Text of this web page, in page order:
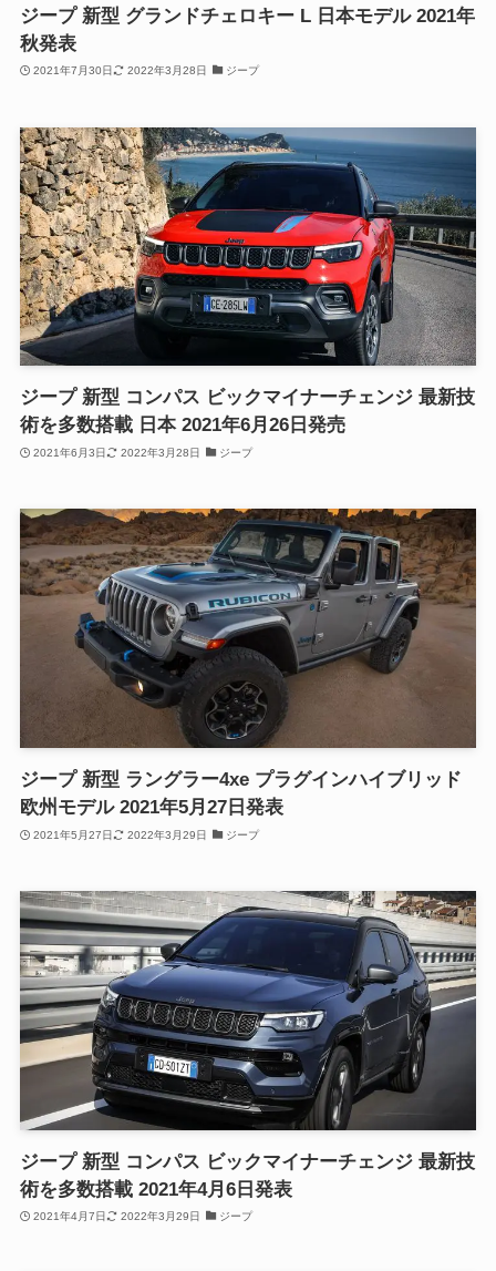
ジープ 新型 グランドチェロキー L 日本モデル 2021年
秋発表
2021年7月30日 2022年3月28日 ジープ
ジープ 新型 コンパス ビックマイナーチェンジ 最新技
術を多数搭載 日本 2021年6月26日発売
2021年6月3日 2022年3月28日 ジープ
ジープ 新型 ラングラー4xe プラグインハイブリッド
欧州モデル 2021年5月27日発表
2021年5月27日 2022年3月29日 ジープ
ジープ 新型 コンパス ビックマイナーチェンジ 最新技
術を多数搭載 2021年4月6日発表
2021年4月7日 2022年3月29日 ジープ